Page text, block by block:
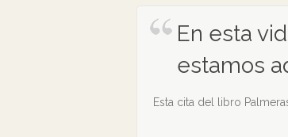
En esta
estamos
Esta cita del libro